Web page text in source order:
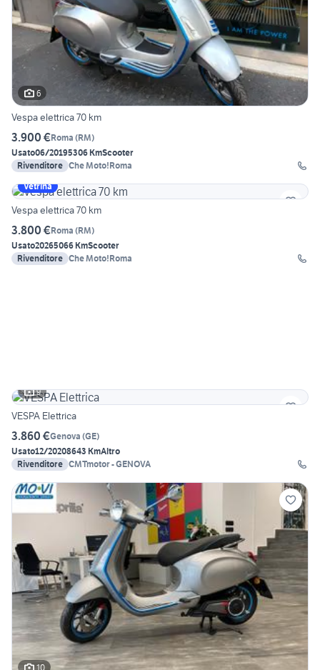
6
Vespa elettrica 70 km
3.900 €Roma (RM)
Usato06/20195306 KmScooter
Rivenditore Che Moto!Roma
Vetrina
Vespa elettrica 70 km
3.800 €Roma (RM)
Usato20265066 KmScooter
Rivenditore Che Moto!Roma
9
VESPA Elettrica
3.860 €Genova (GE)
Usato12/20208643 KmAltro
Rivenditore CMTmotor - GENOVA
10